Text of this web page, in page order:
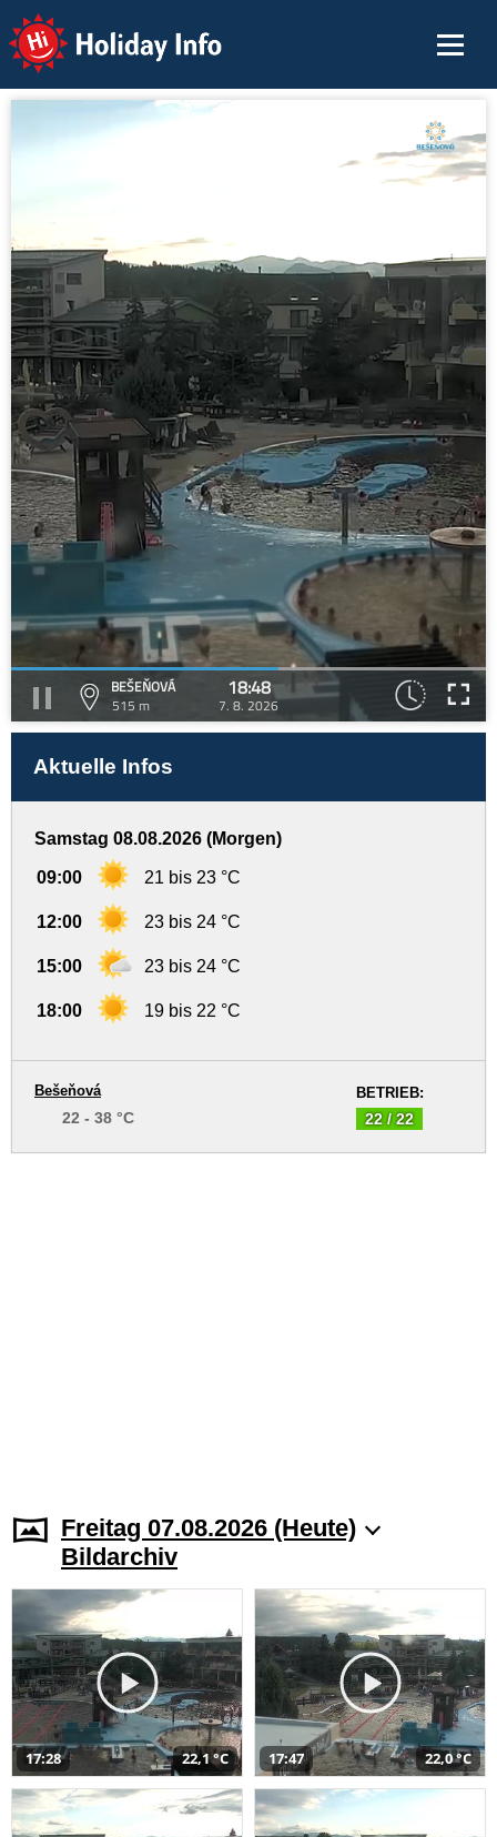
Holiday Info
BEŠEŇOVÁ
515 m
18:48
7. 8. 2026
Aktuelle Infos
Samstag 08.08.2026 (Morgen)
09:00 21 bis 23 °C
12:00 23 bis 24 °C
15:00 23 bis 24 °C
18:00 19 bis 22 °C
BETRIEB:
22 / 22
Bešeňová
22 - 38 °C
Freitag 07.08.2026 (Heute)
Bildarchiv
17:28 22,1 °C 17:47 22,0 °C